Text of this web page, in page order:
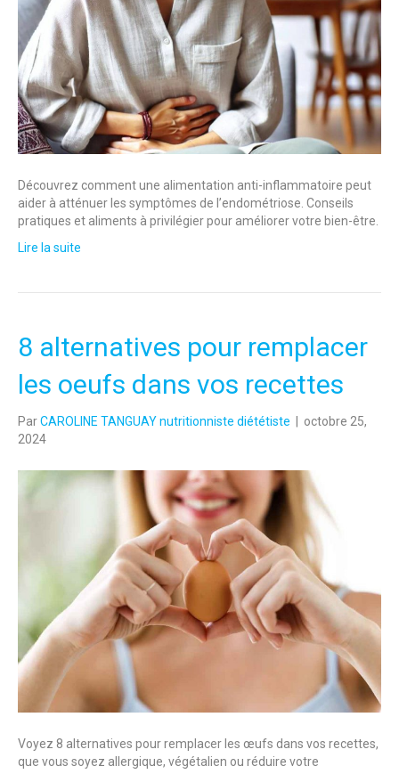
Découvrez comment une alimentation anti-inflammatoire peut
aider à atténuer les symptômes de l’endométriose. Conseils
pratiques et aliments à privilégier pour améliorer votre bien-être.
Lire la suite
8 alternatives pour remplacer
les oeufs dans vos recettes
ParCAROLINE TANGUAY nutritionniste diététiste
octobre 25,
2024
Voyez 8 alternatives pour remplacer les œufs dans vos recettes,
que vous soyez allergique, végétalien ou réduire votre